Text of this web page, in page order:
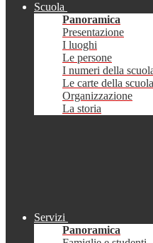
Scuola
Panoramica
Presentazione
I luoghi
Le persone
I numeri della
Le carte della scuola
Organizzazione
La storia
Servizi
Panoramica